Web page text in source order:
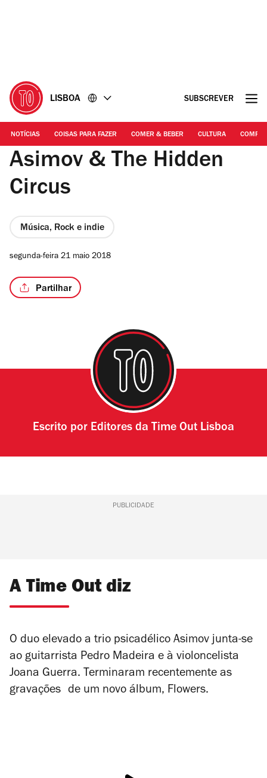
LISBOA SUBSCREVER
NOTÍCIAS COISAS PARA FAZER COMER & BEBER CULTURA
Asimov & The Hidden
Circus
Música, Rock e indie
segunda-feira 21 maio 2018
Partilhar
Escrito por Editores da Time Out Lisboa
PUBLICIDADE
A Time Out diz
O duo elevado a trio psicadélico Asimov junta-se
ao guitarrista Pedro Madeira e à violoncelista
Joana Guerra. Terminaram recentemente as
gravações de um novo álbum, Flowers.